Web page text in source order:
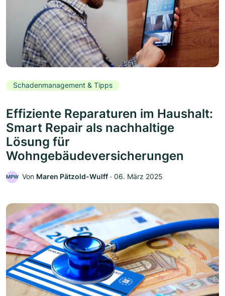
Schadenmanagement & Tipps
Effiziente Reparaturen im Haushalt:
Smart Repair als nachhaltige
Lösung für
Wohngebäudeversicherungen
MPW Von Maren Pätzold-Wulff ‧ 06. März 2025